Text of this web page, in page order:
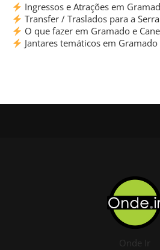
Ingressos e Atrações em
Transfer / Traslados para a
O que fazer em Gramado e
Jantares temáticos em Gramado
Onde Ir